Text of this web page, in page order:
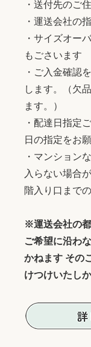
・送付先のご
・運送会社の
・サイズオー
もごさいます
・ご入金確認
します。（欠
ます。）
・配達日指定
日の指定をお
・マンション
入らない場合
階入り口まで
※運送会社の
ご希望に沿わ
かねます その
けつけいたし